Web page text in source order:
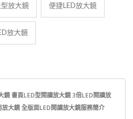
型放大鏡 便捷LED放大鏡
放大鏡
鏡 書頁LED型閱讀放大鏡 3倍LED閱讀放
大鏡 全版面LED閱讀放大鏡服務簡介